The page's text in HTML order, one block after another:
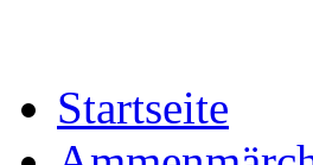
Startseite